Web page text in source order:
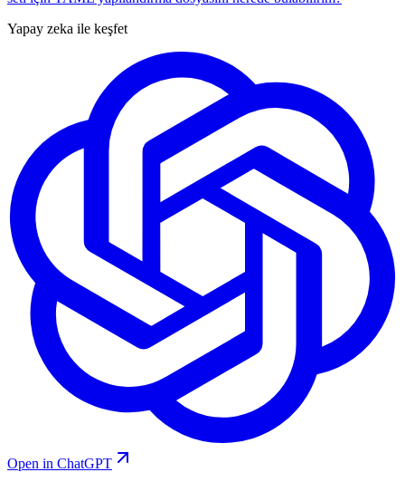
Yapay zeka ile keşfet
Open in ChatGPT